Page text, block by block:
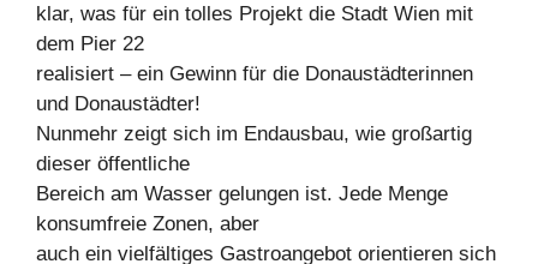
klar, was für ein tolles Projekt die Stadt Wien mit
dem Pier 22
realisiert – ein Gewinn für die Donaustädterinnen
und Donaustädter!
Nunmehr zeigt sich im Endausbau, wie großartig
dieser öffentliche
Bereich am Wasser gelungen ist. Jede Menge
konsumfreie Zonen, aber
auch ein vielfältiges Gastroangebot orientieren sich